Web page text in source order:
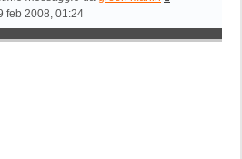
feb 2008, 01:24